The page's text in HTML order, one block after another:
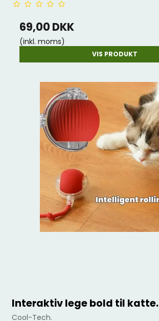
69,00 DKK
(inkl. moms)
VIS PRODUKT
Interaktiv lege bold til katte.
Cool-Tech.